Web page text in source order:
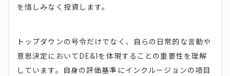
を惜しみなく投資します。
トップダウンの号令だけでなく、自らの日常的な言動や
意思決定においてDE&Iを体現することの重要性を理解
しています。自身の評価基準にインクルージョンの項目